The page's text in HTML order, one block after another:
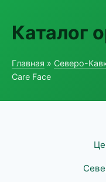
Каталог
Главная » Северо-
Care Face